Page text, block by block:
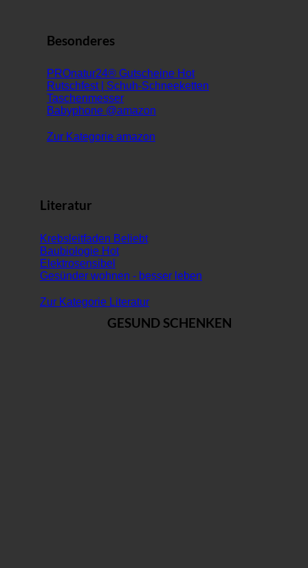
Besonderes
PROnatur24® Gutscheine
Rutschfest | Schuh-Schneeketten
Taschenmesser
Babyphone @amazon
Zur Kategorie amazon
Literatur
Krebsleitfaden
Baubiologie
Elektrosensibel
Gesünder wohnen - besser leben
Zur Kategorie Literatur
GESUND SCHENKEN